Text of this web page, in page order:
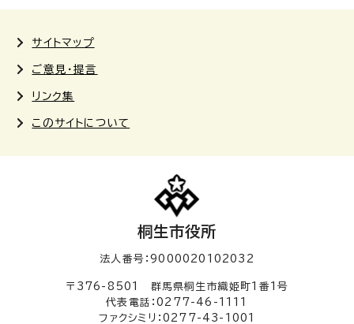
サイトマップ
ご意見・提言
リンク集
このサイトについて
桐生市役所
法人番号：9000020102032
〒376-8501 群馬県桐生市織姫町1番1号
代表電話：0277-46-1111
ファクシミリ：0277-43-1001